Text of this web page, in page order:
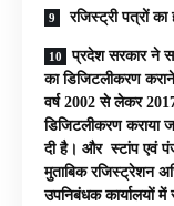
रजिस्ट्री पत्रों का
प्रदेश सरकार ने
का डिजिटलीकरण
वर्ष 2002 से लेकर
डिजिटलीकरण कराया
दी है। और स्टांप एवं
मुताबिक रजिस्ट्रेशन
उपनिबंधक कार्यालयों